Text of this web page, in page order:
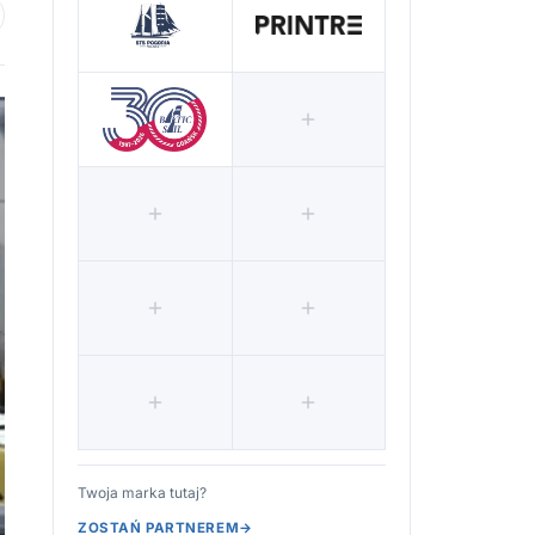
ulubionych
Twoja marka tutaj?
ZOSTAŃ PARTNEREM→